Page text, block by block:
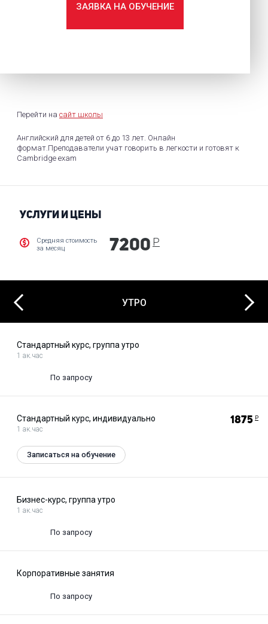
ЗАЯВКА НА ОБУЧЕНИЕ
Перейти на сайт школы
Английский для детей от 6 до 13 лет. Онлайн
формат.Преподаватели учат говорить в легкости и готовят к
Cambridge exam
УСЛУГИ И ЦЕНЫ
Средняя стоимость
за месяц
7200 Р
Previous УТРО
Стандартный курс, группа утро
1 ак.час
По запросу
Стандартный курс, индивидуально
1 ак.час
1875 Р
Записаться на обучение
Бизнес-курс, группа утро
1 ак.час
По запросу
Корпоративные занятия
По запросу
Next